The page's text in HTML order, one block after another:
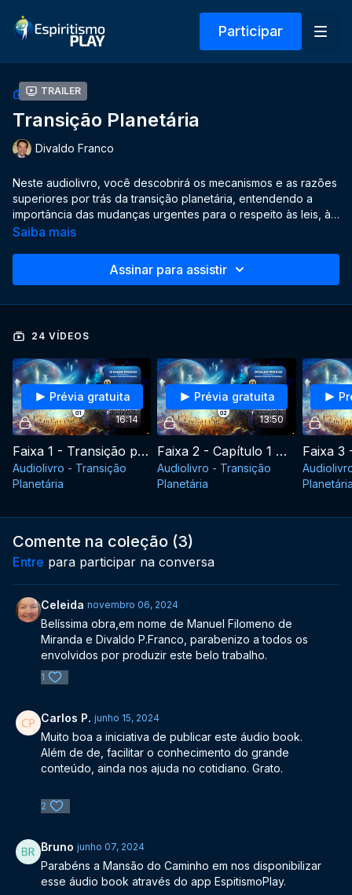
Participar
Trailer
COLEÇÃO
Transição Planetária
Divaldo Franco
Neste audiolivro, você descobrirá os mecanismos e as razões
superiores por trás da transição planetária, entendendo a
importância das mudanças urgentes para o respeito às leis, à
ética e à Natureza. Transforme-se em um ser integral,
Saiba mais
Assinar para assistir
24 VÍDEOS
16:14
Prévia gratuita
Faixa 1 - Transição planetária
Audiolivro - Transição
Planetária
13:50
Prévia gratuita
Faixa 2 - Capítulo 1 Novos rumos
Audiolivro - Transição
Planetária
Comente na coleção (3)
Entre para participar na conversa
Celeida novembro 06, 2024
Belíssima obra,em nome de Manuel Filomeno de
Miranda e Divaldo P.Franco, parabenizo a todos os
envolvidos por produzir este belo trabalho.
1
Carlos P. junho 15, 2024
Muito boa a iniciativa de publicar este áudio book.
Além de de, facilitar o conhecimento do grande
conteúdo, ainda nos ajuda no cotidiano. Grato.
2
Bruno junho 07, 2024
Parabéns a Mansão do Caminho em nos disponibilizar
esse áudio book através do app EspitismoPlay.